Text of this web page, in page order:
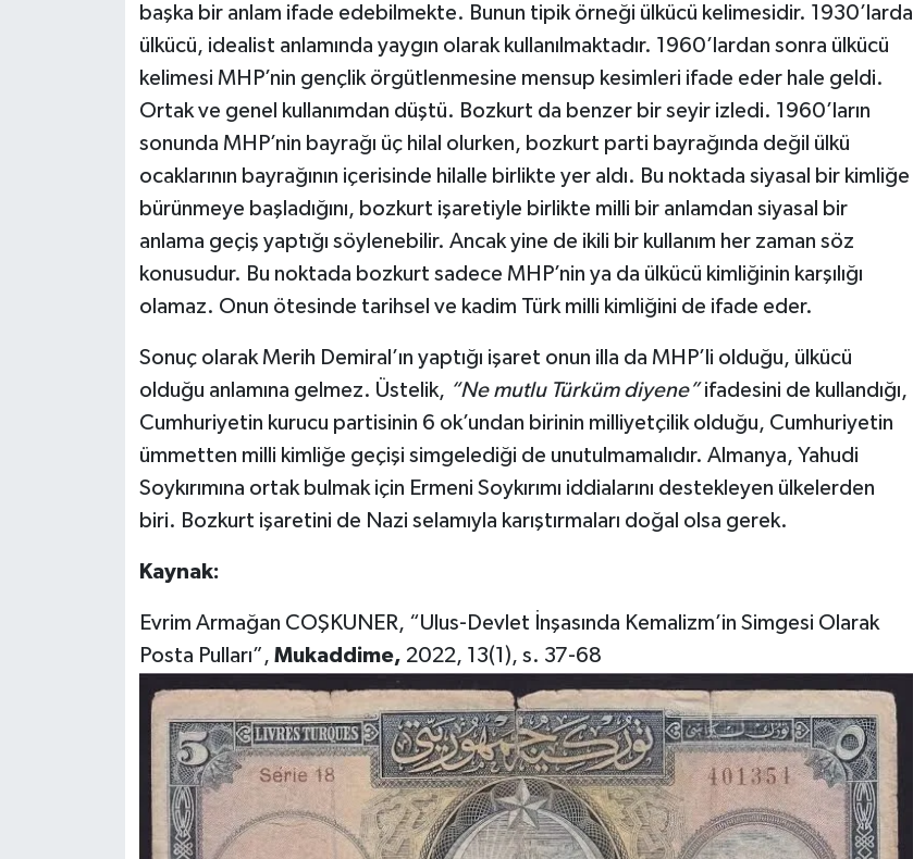
başka bir anlam ifade edebilmekte. Bunun tipik örneği ülkücü kelimesidir. 1930’larda
ülkücü, idealist anlamında yaygın olarak kullanılmaktadır. 1960’lardan sonra ülkücü
kelimesi MHP’nin gençlik örgütlenmesine mensup kesimleri ifade eder hale geldi.
Ortak ve genel kullanımdan düştü. Bozkurt da benzer bir seyir izledi. 1960’ların
sonunda MHP’nin bayrağı üç hilal olurken, bozkurt parti bayrağında değil ülkü
ocaklarının bayrağının içerisinde hilalle birlikte yer aldı. Bu noktada siyasal bir kimliğe
bürünmeye başladığını, bozkurt işaretiyle birlikte milli bir anlamdan siyasal bir
anlama geçiş yaptığı söylenebilir. Ancak yine de ikili bir kullanım her zaman söz
konusudur. Bu noktada bozkurt sadece MHP’nin ya da ülkücü kimliğinin karşılığı
olamaz. Onun ötesinde tarihsel ve kadim Türk milli kimliğini de ifade eder.
Sonuç olarak Merih Demiral’ın yaptığı işaret onun illa da MHP’li olduğu, ülkücü
olduğu anlamına gelmez. Üstelik, “Ne mutlu Türküm diyene”ifadesini de kullandığı,
Cumhuriyetin kurucu partisinin 6 ok’undan birinin milliyetçilik olduğu, Cumhuriyetin
ümmetten milli kimliğe geçişi simgelediği de unutulmamalıdır. Almanya, Yahudi
Soykırımına ortak bulmak için Ermeni Soykırımı iddialarını destekleyen ülkelerden
biri. Bozkurt işaretini de Nazi selamıyla karıştırmaları doğal olsa gerek.
Kaynak:
Evrim Armağan COŞKUNER, “Ulus-Devlet İnşasında Kemalizm’in Simgesi Olarak
Posta Pulları”, Mukaddime, 2022, 13(1), s. 37-68